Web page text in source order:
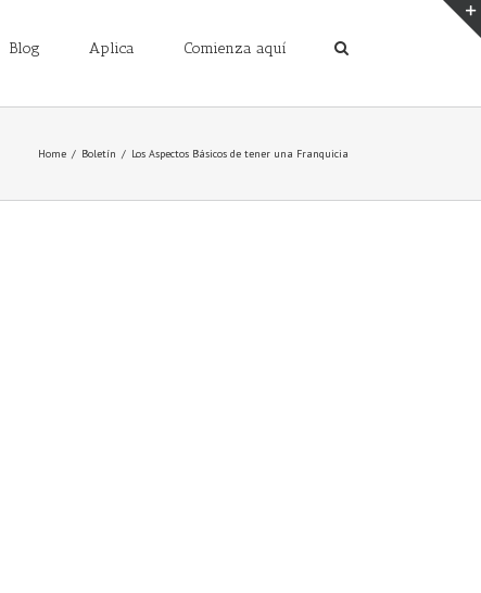
Blog Aplica Comienza aquí
Home / Boletín / Los Aspectos Básicos de tener una Franquicia